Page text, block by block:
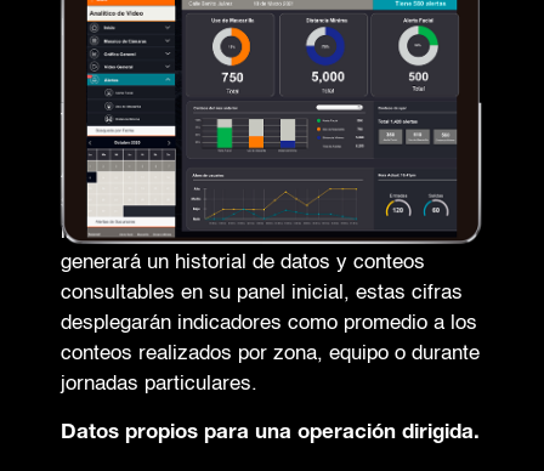
números.
Todo en una pantalla.
Al integrar equipos compatibles con este
servicio, comenzará a detectar los
indicadores disponibles. Conforme los utilice,
generará un historial de datos y conteos
consultables en su panel inicial, estas cifras
desplegarán indicadores como promedio a los
conteos realizados por zona, equipo o durante
jornadas particulares.
Datos propios para una operación dirigida.